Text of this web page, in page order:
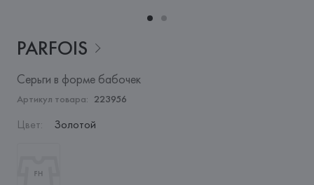
PARFOIS
Серьги в форме бабочек
Артикул товара: 223956
Цвет: Золотой